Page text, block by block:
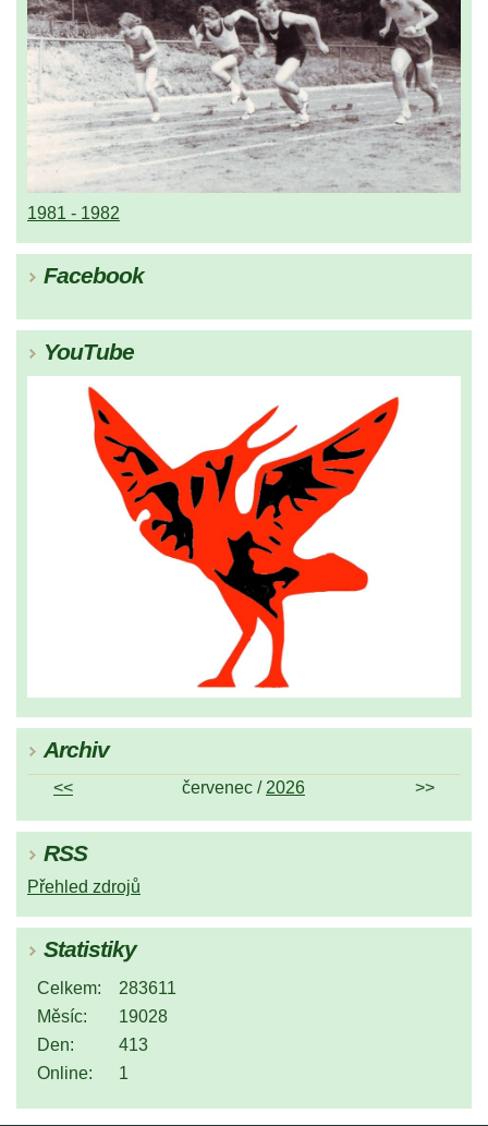
1981 - 1982
Facebook
YouTube
Archiv
<< červenec / 2026 >>
RSS
Přehled zdrojů
Statistiky
Online: 1
Celkem:
283611
Měsíc:
19028
Den:
413